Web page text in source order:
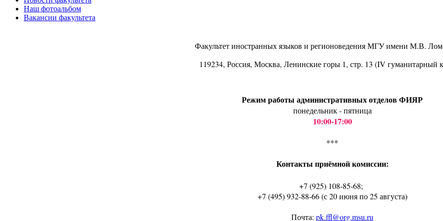
Наш фотоальбом
Вакансии факультета
Факультет иностранных языков и регионоведения МГУ имени М.В.
119234, Россия, Москва, Ленинские горы 1, стр. 13 (IV гуманитарный
Режим работы административных отделов ФИЯР
понедельник - пятница
10:00-17:00
***
Контакты приёмной комиссии:
+7 (925) 108-85-68;
+7 (495) 932-88-66 (с 20 июня по 25 августа)
Почта: pk.ffl@org.msu.ru